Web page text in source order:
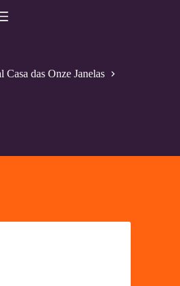
das Onze Janelas